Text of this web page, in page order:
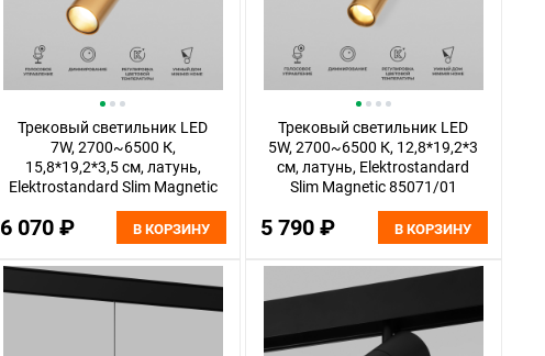
Трековый светильник LED
7W, 2700~6500 К,
15,8*19,2*3,5 см, латунь,
Elektrostandard Slim Magnetic
6 070 ₽ В КОРЗИНУ
Трековый светильник LED
5W, 2700~6500 К, 12,8*19,2*3
см, латунь, Elektrostandard
Slim Magnetic 85071/01
5 790 ₽ В КОРЗИНУ